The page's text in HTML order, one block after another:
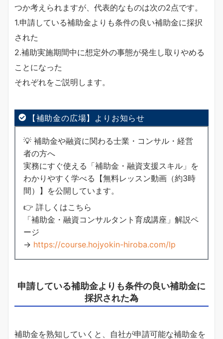
つか考えられますが、代表的なものは次の2点です。
1.申請している補助金よりも条件の良い補助金に採択
された
2.補助実施期間中に想定外の事態が発生し取りやめる
ことになった
それぞれをご説明します。
【補助金の広場】よりお知らせ
💡 補助金や融資に関わる士業・コンサル・経営
者の方へ
実務にすぐ使える「補助金・融資支援スキル」を
わかりやすく学べる【無料レッスン動画（約3時
間）】を公開しています。
👉 詳しくはこちら
「補助金・融資コンサルタント育成講座」解説ペ
ージ
→ https://course.hojyokin-hiroba.com/lp
申請している補助金よりも条件の良い補助金に
採択された為
補助金を熟知していくと、自社が申請可能な補助金を